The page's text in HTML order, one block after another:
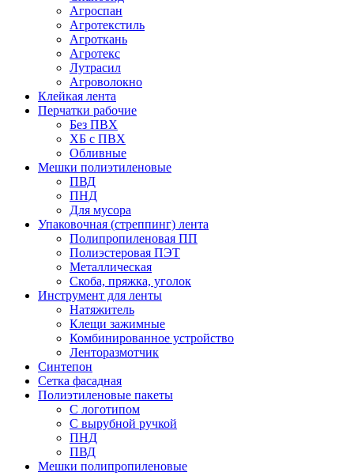
Агроспан
Агротекстиль
Агроткань
Агротекс
Лутрасил
Агроволокно
Клейкая лента
Перчатки рабочие
Без ПВХ
ХБ с ПВХ
Обливные
Мешки полиэтиленовые
ПВД
ПНД
Для мусора
Упаковочная (стреппинг) лента
Полипропиленовая ПП
Полиэстеровая ПЭТ
Металлическая
Скоба, пряжка, уголок
Инструмент для ленты
Натяжитель
Клещи зажимные
Комбинированное устройство
Ленторазмотчик
Синтепон
Сетка фасадная
Полиэтиленовые пакеты
С логотипом
С вырубной ручкой
ПНД
ПВД
Мешки полипропиленовые